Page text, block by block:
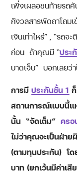
เพิ่งเผลอชนท้ายรถ
กังวลสารพัดถาโถมเ
เงินเท่าไหร่” , “รถ
ก่อน ถ้าคุณมี “ประ
บาดเจ็บ” บอกเลย
การมีประกันชั้น 1
สถานการณ์แบบนี้แ
นั้น “จัดเต็ม”คร
ไม่ว่าคุณจะเป็นฝ่า
(ตามทุนประกัน) โด
บาท (ยกเว้นมีค่าเ